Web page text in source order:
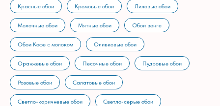
Красные обои Кремовые обои Лиловые обои
Молочные обои Мятные обои Обои венге
Обои Кофе с молоком Оливковые обои
Оранжевые обои Песочные обои Пудровые обои
Розовые обои Салатовые обои
Светло-коричневые обои Светло-серые обои